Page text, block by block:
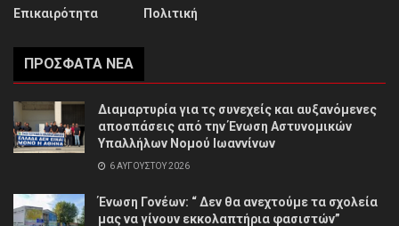
Επικαιρότητα
Πολιτική
ΠΡΌΣΦΑΤΑ ΝΈΑ
Διαμαρτυρία για τς συνεχείς και αυξανόμενες
αποσπάσεις από την Ένωση Αστυνομικών
Υπαλλήλων Νομού Ιωαννίνων
6 ΑΥΓΟΎΣΤΟΥ 2026
Ένωση Γονέων: “ Δεν θα ανεχτούμε τα σχολεία
μας να γίνουν εκκολαπτήρια φασιστών”